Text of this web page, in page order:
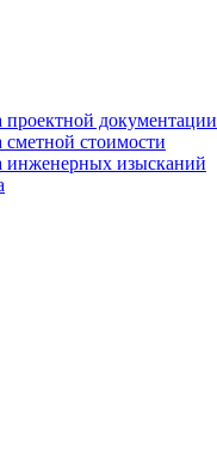
проектной документации
сметной стоимости
инженерных изысканий